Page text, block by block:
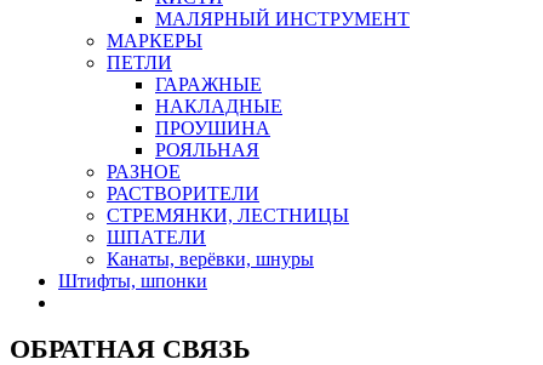
МАЛЯРНЫЙ ИНСТРУМЕНТ
МАРКЕРЫ
ПЕТЛИ
ГАРАЖНЫЕ
НАКЛАДНЫЕ
ПРОУШИНА
РОЯЛЬНАЯ
РАЗНОЕ
РАСТВОРИТЕЛИ
СТРЕМЯНКИ, ЛЕСТНИЦЫ
ШПАТЕЛИ
Канаты, верёвки, шнуры
Штифты, шпонки
ОБРАТНАЯ СВЯЗЬ